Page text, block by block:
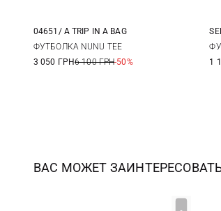
M L
04651/ A TRIP IN A BAG
ФУТБОЛКА NUNU TEE
3 050 ГРН6 100 ГРН-50%
1
ВАС МОЖЕТ